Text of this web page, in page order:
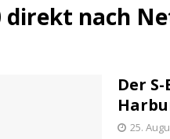
direkt nach
Der
25.